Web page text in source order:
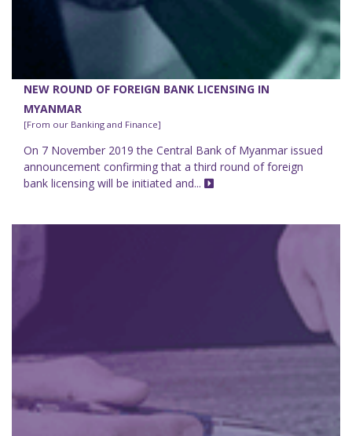
NEW ROUND OF FOREIGN BANK LICENSING IN
MYANMAR
[From our Banking and Finance]
On 7 November 2019 the Central Bank of Myanmar issued
announcement confirming that a third round of foreign
bank licensing will be initiated and...